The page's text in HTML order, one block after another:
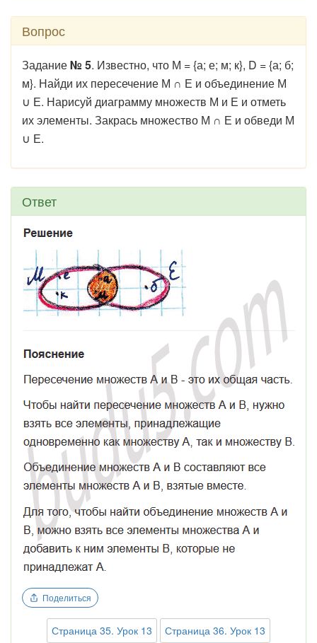
Вопрос
Задание№ 5. Известно, что М = {а; е; м; к}, D = {а; б;
м}. Найди их пересечение М ∩ Е и объединение М
∪ Е. Нарисуй диаграмму множеств М и Е и отметь
их элементы. Закрась множество М ∩ Е и обведи М
∪ Е.
Ответ
Поделиться
Страница 35. Урок 13
Страница 36. Урок 13